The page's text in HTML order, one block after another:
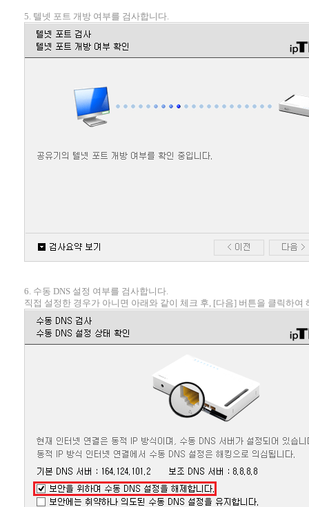
5. 텔넷 포트 개방 여부를 검사합니다.
6. 수동 DNS 설정 여부를 검사합니다.
직접 설정한 경우가 아니면 아래와 같이 체크 후, [다음] 버튼을 클릭하여